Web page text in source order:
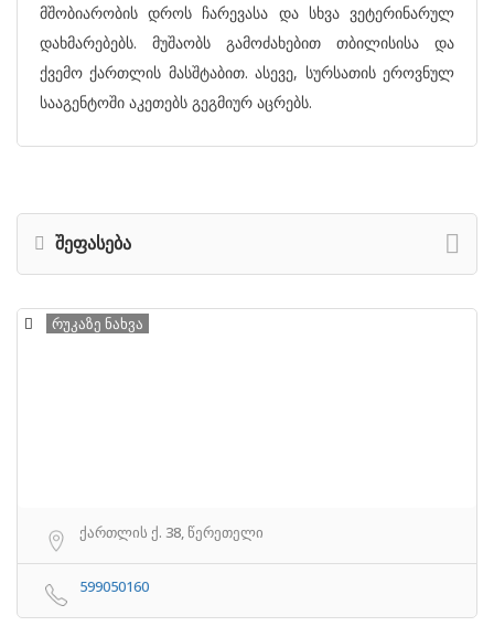
მშობიარობის დროს ჩარევასა და სხვა ვეტერინარულ
დახმარებებს. მუშაობს გამოძახებით თბილისისა და
ქვემო ქართლის მასშტაბით. ასევე, სურსათის ეროვნულ
სააგენტოში აკეთებს გეგმიურ აცრებს.
შეფასება
რუკაზე ნახვა
ქართლის ქ. 38, წერეთელი
599050160